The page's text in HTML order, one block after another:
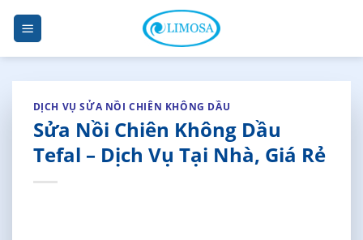
Skip
content
DỊCH VỤ SỬA NỒI CHIÊN KHÔNG DẦU
Sửa Nồi Chiên Không Dầu
Tefal – Dịch Vụ Tại Nhà, Giá Rẻ